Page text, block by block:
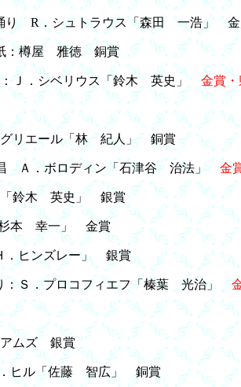
り R．シュトラウス「森田 一浩」
：樽屋 雅徳 銅賞
：Ｊ．シベリウス「鈴木 英史」金賞
リエール「林 紀人」 銅賞
Ａ．ボロディン「石津谷 治法」 金
「鈴木 英史」 銀賞
杉本 幸一」 金賞
．ヒンズレー」 銀賞
：Ｓ．プロコフィエフ「榛葉 光治」
ムズ 銀賞
ヒル「佐藤 智広」 銅賞